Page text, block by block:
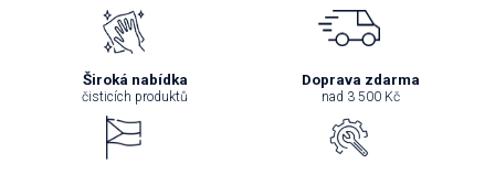
Široká nabídka
čisticích produktů
Doprava zdarma
nad 3 500 Kč